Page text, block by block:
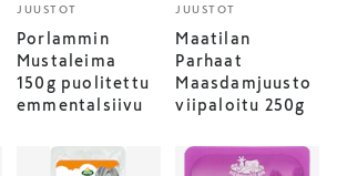
JUUSTOT
Porlammin
Mustaleima
150g puolitettu
emmentalsiivu
JUUSTOT
Maatilan
Parhaat
Maasdamjuusto
viipaloitu 250g